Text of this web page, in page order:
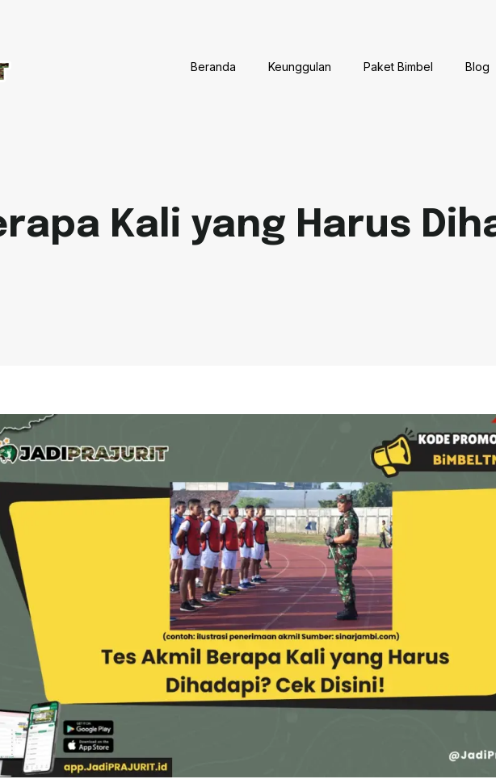
Beranda Keunggulan Paket Bimbel Blog
Kali yang Harus